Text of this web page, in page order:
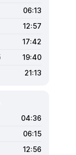
06:13
12:57
17:42
19:40
21:13
04:36
06:15
12:56